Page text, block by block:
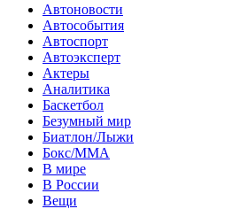
Автоновости
Автособытия
Автоспорт
Автоэксперт
Актеры
Аналитика
Баскетбол
Безумный мир
Биатлон/Лыжи
Бокс/MMA
В мире
В России
Вещи